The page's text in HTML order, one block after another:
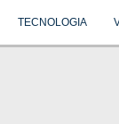
TECNOLOGIA